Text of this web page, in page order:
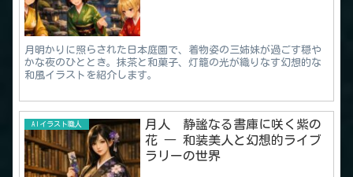
月明かりに照らされた日本庭園で、着物姿の三姉妹が過ごす穏や
かな夜のひととき。抹茶と和菓子、灯籠の光が織りなす幻想的な
和風イラストを紹介します。
AIイラスト職人
月人 静謐なる書庫に咲く紫の
花 ― 和装美人と幻想的ライブ
ラリーの世界